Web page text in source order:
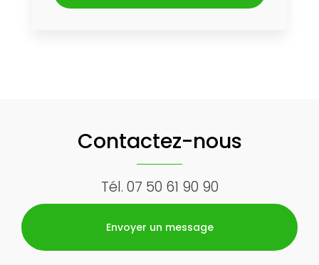
Contactez-nous
Tél. 07 50 61 90 90
Envoyer un message